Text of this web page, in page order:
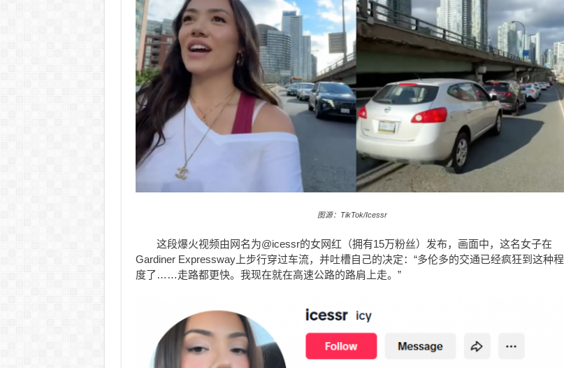
图源：TikTok/Icessr
这段爆火视频由网名为@icessr的女网红（拥有15万粉丝）发布，画面中，这名女子在
Gardiner Expressway上步行穿过车流，并吐槽自己的决定：“多伦多的交通已经疯狂到这种程
度了……走路都更快。我现在就在高速公路的路肩上走。”